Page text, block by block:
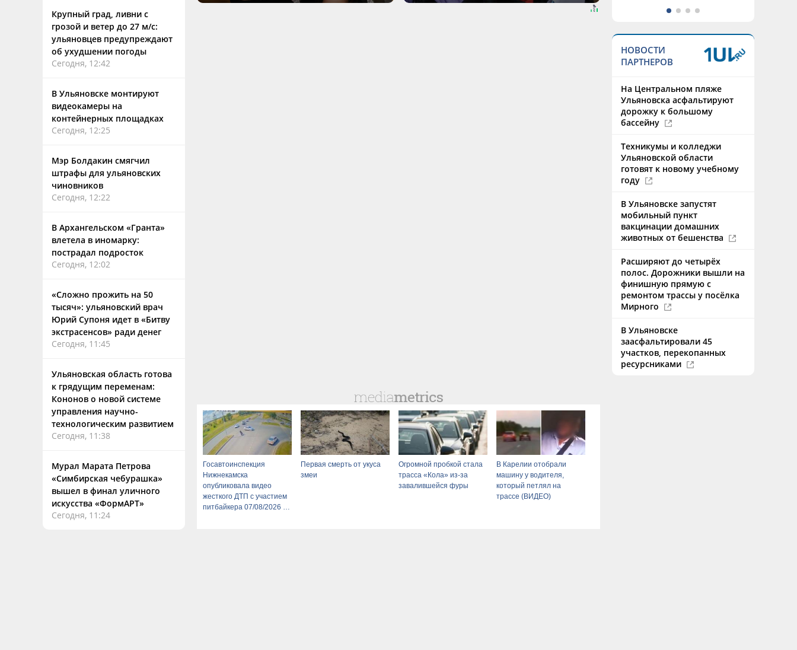
Крупный град, ливни с
грозой и ветер до 27 м/с:
ульяновцев предупреждают
об ухудшении погоды
Сегодня, 12:42
В Ульяновске монтируют
видеокамеры на
контейнерных площадках
Сегодня, 12:25
Мэр Болдакин смягчил
штрафы для ульяновских
чиновников
Сегодня, 12:22
В Архангельском «Гранта»
влетела в иномарку:
пострадал подросток
Сегодня, 12:02
«Сложно прожить на 50
тысяч»: ульяновский врач
Юрий Супоня идет в «Битву
экстрасенсов» ради денег
Сегодня, 11:45
Ульяновская область готова
к грядущим переменам:
Кононов о новой системе
управления научно-
технологическим развитием
Сегодня, 11:38
Мурал Марата Петрова
«Симбирская чебурашка»
вышел в финал уличного
искусства «ФормАРТ»
Сегодня, 11:24
Госавтоинспекция
Нижнекамска
опубликовала видео
жесткого ДТП с участием
питбайкера 07/08/2026 –
Первая смерть от укуса
змеи
Огромной пробкой стала
трасса «Кола» из-за
завалившейся фуры
В Карелии отобрали
машину у водителя,
который петлял на
трассе (ВИДЕО)
НОВОСТИ
ПАРТНЕРОВ
На Центральном пляже
Ульяновска асфальтируют
дорожку к большому
бассейну
Техникумы и колледжи
Ульяновской области
готовят к новому учебному
году
В Ульяновске запустят
мобильный пункт
вакцинации домашних
животных от бешенства
Расширяют до четырёх
полос. Дорожники вышли на
финишную прямую с
ремонтом трассы у посёлка
Мирного
В Ульяновске
заасфальтировали 45
участков, перекопанных
ресурсниками